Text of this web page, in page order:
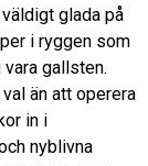
glada på
i ryggen som
gallsten.
än att operera
in i
nyblivna